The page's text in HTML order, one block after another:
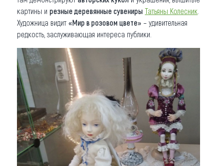
картины и резные деревянные сувениры Татьяны Колесник
Художница видит «Мир в розовом цвете» – удивительная
редкость, заслуживающая интереса публики.